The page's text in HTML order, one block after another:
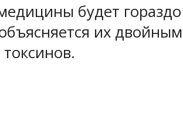
будет
их